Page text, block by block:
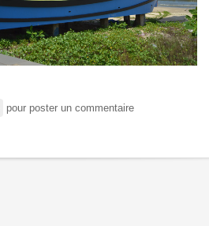
pour poster un commentaire